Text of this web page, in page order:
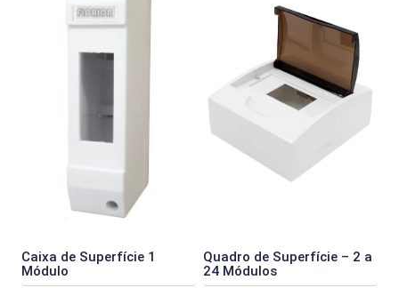
Caixa de Superfície 1
Módulo
Quadro de Superfície – 2 a
24 Módulos